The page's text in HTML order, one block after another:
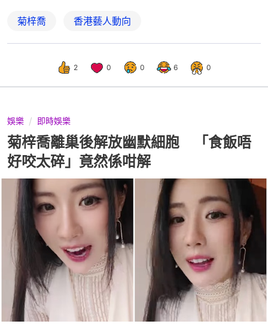
菊梓喬 香港藝人動向
2 0 0 6 0
娛樂 即時娛樂
菊梓喬離巢後解放幽默細胞 「食飯唔
好咬太碎」竟然係咁解